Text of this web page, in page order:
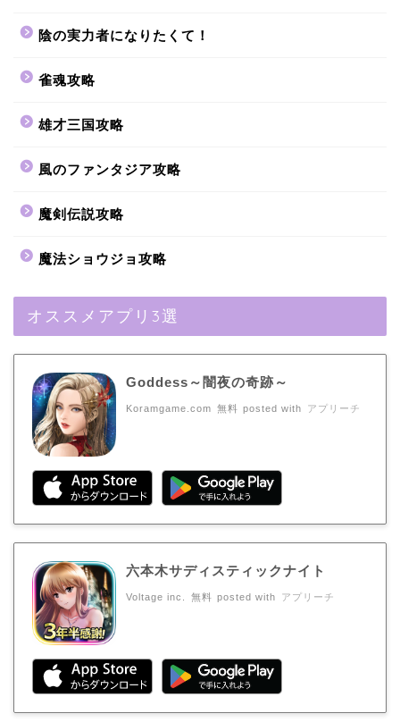
陰の実力者になりたくて！
雀魂攻略
雄才三国攻略
風のファンタジア攻略
魔剣伝説攻略
魔法ショウジョ攻略
オススメアプリ3選
Goddess～闇夜の奇跡～
Koramgame.com 無料 posted with アプリーチ
六本木サディスティックナイト
Voltage inc. 無料 posted with アプリーチ